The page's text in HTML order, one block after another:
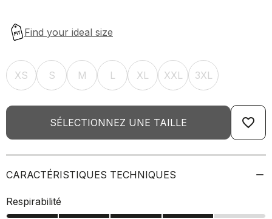
XS S M L XL XXL 3XL
SÉLECTIONNEZ UNE TAILLE favorite_border
CARACTÉRISTIQUES TECHNIQUES
Respirabilité